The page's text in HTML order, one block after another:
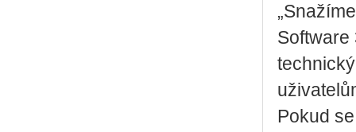
Software
Pokud